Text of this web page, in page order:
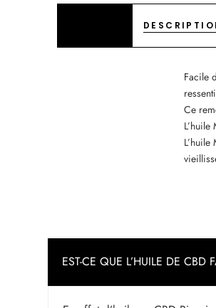
Facile
Ce
EST-CE QUE L’HUILE DE CBD